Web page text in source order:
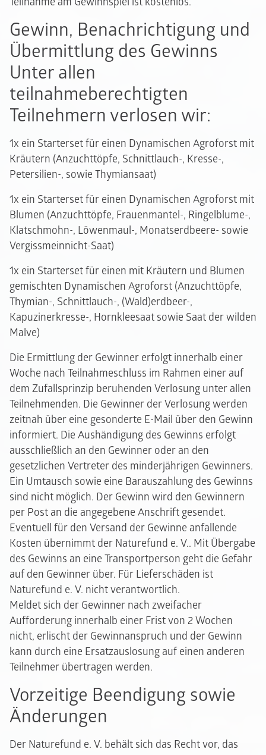
Gewinn, Benachrichtigung und
Übermittlung des Gewinns
Unter allen
teilnahmeberechtigten
Teilnehmern verlosen wir:
1x ein Starterset für einen Dynamischen Agroforst mit
Kräutern (Anzuchttöpfe, Schnittlauch-, Kresse-,
Petersilien-, sowie Thymiansaat)
1x ein Starterset für einen Dynamischen Agroforst mit
Blumen (Anzuchttöpfe, Frauenmantel-, Ringelblume-,
Klatschmohn-, Löwenmaul-, Monatserdbeere- sowie
Vergissmeinnicht-Saat)
1x ein Starterset für einen mit Kräutern und Blumen
gemischten Dynamischen Agroforst (Anzuchttöpfe,
Thymian-, Schnittlauch-, (Wald)erdbeer-,
Kapuzinerkresse-, Hornkleesaat sowie Saat der wilden
Malve)
Die Ermittlung der Gewinner erfolgt innerhalb einer
Woche nach Teilnahmeschluss im Rahmen einer auf
dem Zufallsprinzip beruhenden Verlosung unter allen
Teilnehmenden. Die Gewinner der Verlosung werden
zeitnah über eine gesonderte E-Mail über den Gewinn
informiert. Die Aushändigung des Gewinns erfolgt
ausschließlich an den Gewinner oder an den
gesetzlichen Vertreter des minderjährigen Gewinners.
Ein Umtausch sowie eine Barauszahlung des Gewinns
sind nicht möglich. Der Gewinn wird den Gewinnern
per Post an die angegebene Anschrift gesendet.
Eventuell für den Versand der Gewinne anfallende
Kosten übernimmt der Naturefund e. V.. Mit Übergabe
des Gewinns an eine Transportperson geht die Gefahr
auf den Gewinner über. Für Lieferschäden ist
Naturefund e. V. nicht verantwortlich.
Meldet sich der Gewinner nach zweifacher
Aufforderung innerhalb einer Frist von 2 Wochen
nicht, erlischt der Gewinnanspruch und der Gewinn
kann durch eine Ersatzauslosung auf einen anderen
Teilnehmer übertragen werden.
Vorzeitige Beendigung sowie
Änderungen
Der Naturefund e. V. behält sich das Recht vor, das